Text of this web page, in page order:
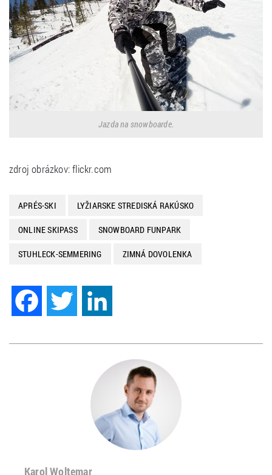
Jazda na snowboarde.
zdroj obrázkov: flickr.com
APRÉS-SKI LYŽIARSKE STREDISKÁ RAKÚSKO
ONLINE SKIPASS SNOWBOARD FUNPARK
STUHLECK-SEMMERING ZIMNÁ DOVOLENKA
Facebook Twitter
Karol Woltemar